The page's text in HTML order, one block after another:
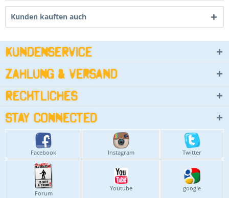
Kunden kauften auch
Kundenservice
Zahlung & Versand
Rechtliches
Stay connected
Facebook Instagram Twitter
Forum
Youtube google